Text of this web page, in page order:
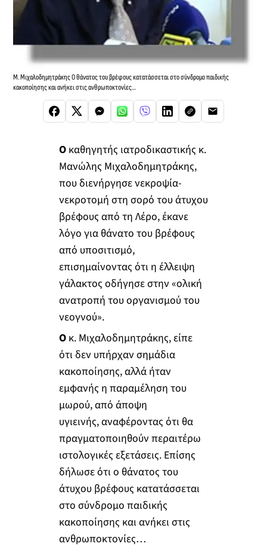
Μ. Μιχαλοδημητράκης Ο θάνατος του βρέφους κατατάσσεται στο σύνδρομο παιδικής
κακοποίησης και ανήκει στις ανθρωποκτονίες…
Οκαθηγητής ιατροδικαστικής κ.
Μανώλης Μιχαλοδημητράκης,
που διενήργησε νεκροψία-
νεκροτομή στη σορό του άτυχου
βρέφους από τη Λέρο, έκανε
λόγο για θάνατο του βρέφους
από υποσιτισμό,
επισημαίνοντας ότι η έλλειψη
γάλακτος οδήγησε στην «ολική
ανατροπή του οργανισμού του
νεογνού».
Οκ. Μιχαλοδημητράκης, είπε
ότι δεν υπήρχαν σημάδια
κακοποίησης, αλλά ήταν
εμφανής η παραμέληση του
μωρού, από άποψη
υγιεινής, αναφέροντας ότι θα
πραγματοποιηθούν περαιτέρω
ιστολογικές εξετάσεις. Επίσης
δήλωσε ότι ο θάνατος του
άτυχου βρέφους κατατάσσεται
στο σύνδρομο παιδικής
κακοποίησης και ανήκει στις
ανθρωποκτονίες…